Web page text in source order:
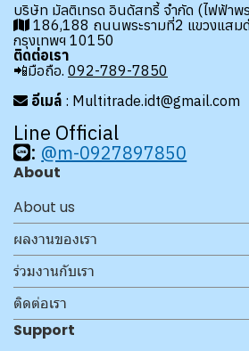
บริษัท มัลติเทรด อินดัสทรี้ จำกัด (ไฟฟ้าพ
186,188 ถนนพระรามที่2 แขวงแสมด
กรุงเทพฯ 10150
ติดต่อเรา
📲มือถือ. 092-789-7850
อีเมล์ : Multitrade.idt@gmail.com
Line Official
: @m-0927897850
About
About us
ผลงานของเรา
ร่วมงานกับเรา
ติดต่อเรา
Support